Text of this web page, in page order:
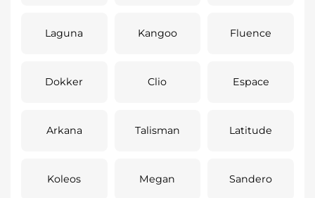
Laguna Kangoo Fluence
Dokker Clio Espace
Arkana Talisman Latitude
Koleos Megan Sandero